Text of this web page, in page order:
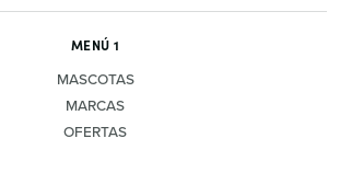
MENÚ 1
MASCOTAS
MARCAS
OFERTAS